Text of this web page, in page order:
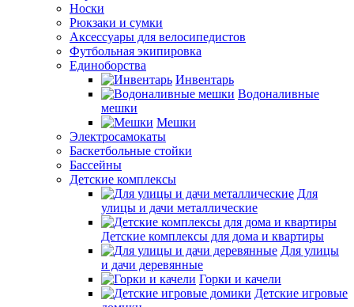
Носки
Рюкзаки и сумки
Аксессуары для велосипедистов
Футбольная экипировка
Единоборства
Инвентарь
Водоналивные
мешки
Мешки
Электросамокаты
Баскетбольные стойки
Бассейны
Детские комплексы
Для
улицы и дачи металлические
Детские комплексы для дома и квартиры
Для улицы
и дачи деревянные
Горки и качели
Детские игровые